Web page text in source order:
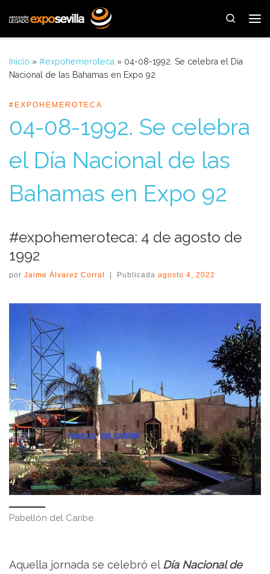
Saltar al contenido
Search
Inicio » #expohemeroteca » 04-08-1992. Se celebra el Día
Nacional de las Bahamas en Expo 92
#EXPOHEMEROTECA
04-08-1992. Se celebra
el Día Nacional de las
Bahamas en Expo 92
#expohemeroteca: 4 de agosto de
1992
por Jaime Álvarez Corral Publicada agosto 4, 2022
Pabellón del Caribe.
Aquella jornada se celebró elDía Nacional de